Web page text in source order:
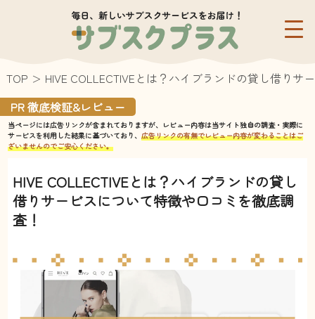
TOP
HIVE COLLECTIVEとは？ハイブランドの貸し借り
PR 徹底検証&レビュー
当ページには広告リンクが含まれておりますが、レビュー内容は当サイト独自の調査・実際に
サービスを利用した結果に基づいており、広告リンクの有無でレビュー内容が変わることはご
ざいませんのでご安心ください。
HIVE COLLECTIVEとは？ハイブランドの貸し
借りサービスについて特徴や口コミを徹底調
査！